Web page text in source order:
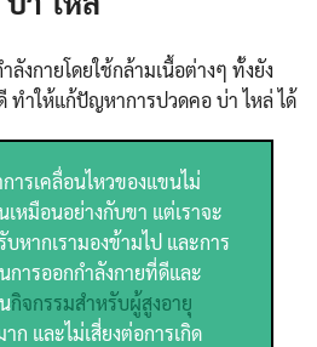
ลังกายโดยใช้กล้ามเนื้อต่างๆ ทั้งยัง
ทำให้แก้ปัญหาการปวดคอ บ่า ไหล่ ได้
ารเคลื่อนไหวของแขนไม่
เหมือนอย่างกับขา แต่เราจะ
หากเรามองข้ามไป และการ
การออกกำลังกายที่ดีและ
กิจกรรมสำหรับผู้สูงอายุ
ก และไม่เสี่ยงต่อการเกิด